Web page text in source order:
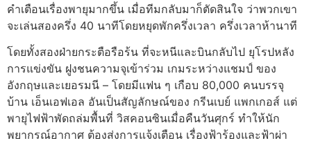
คําเตือนเรื่องพายุมากขึ้น เมื่อทีมกลับมาก็ตัดสินใจ ว่าพวกเขา
จะเล่นสองครึ่ง 40 นาทีโดยหยุดพักครึ่งเวลา ครึ่งเวลาห้านาที
โดยทั้งสองฝ่ายกระตือรือร้น ที่จะหนีและบินกลับไป ยุโรปหลัง
การแข่งขัน ฝูงชนความจุเข้าร่วม เกมระหว่างแชมป์ ของ
อังกฤษและเยอรมนี – โดยมีแฟน ๆ เกือบ 80,000 คนบรรจุ
บ้าน เอ็นเอฟเอล อันเป็นสัญลักษณ์ของ กรีนเบย์ แพกเกอส์ แต่
พายุไฟฟ้าพัดถล่มพื้นที่ วิสคอนซินเมื่อคืนวันศุกร์ ทําให้นัก
พยากรณ์อากาศ ต้องส่งการแจ้งเตือน เรื่องฟ้าร้องและฟ้าผ่า